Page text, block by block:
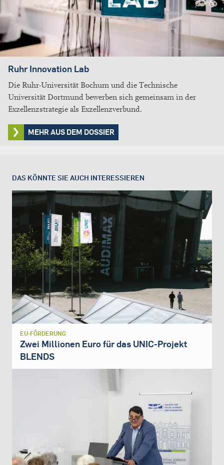
Ruhr Innovation Lab
Die Ruhr-Universität Bochum und die Technische
Universität Dortmund bewerben sich gemeinsam in der
Exzellenzstrategie als Exzellenzverbund.
MEHR AUS DEM DOSSIER
DAS KÖNNTE SIE AUCH INTERESSIEREN
EU-FÖRDERUNG
Zwei Millionen Euro für das UNIC-Projekt
BLENDS